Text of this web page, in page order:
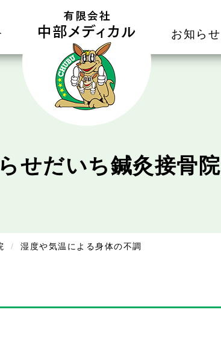
お知らせ
せだいち鍼灸接骨院
湿度や気温による身体の不調